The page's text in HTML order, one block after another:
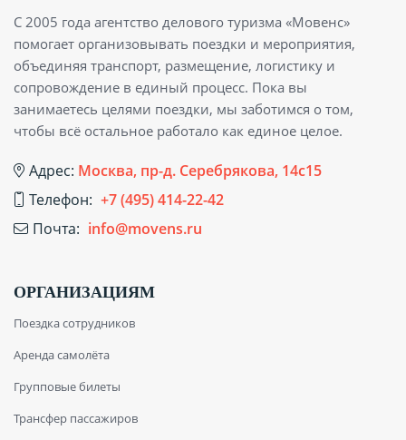
С 2005 года агентство делового туризма «Мовенс»
помогает организовывать поездки и мероприятия,
объединяя транспорт, размещение, логистику и
сопровождение в единый процесс. Пока вы
занимаетесь целями поездки, мы заботимся о том,
чтобы всё остальное работало как единое целое.
Адрес: Москва, пр-д. Серебрякова, 14с15
Телефон: +7 (495) 414-22-42
Почта: info@movens.ru
ОРГАНИЗАЦИЯМ
Поездка сотрудников
Аренда самолёта
Групповые билеты
Трансфер пассажиров